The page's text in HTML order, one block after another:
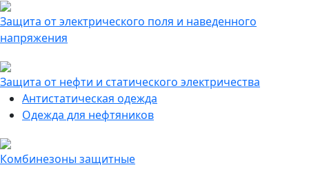
Защита от электрического поля и наведенного
напряжения
Защита от нефти и статического электричества
Антистатическая одежда
Одежда для нефтяников
Комбинезоны защитные